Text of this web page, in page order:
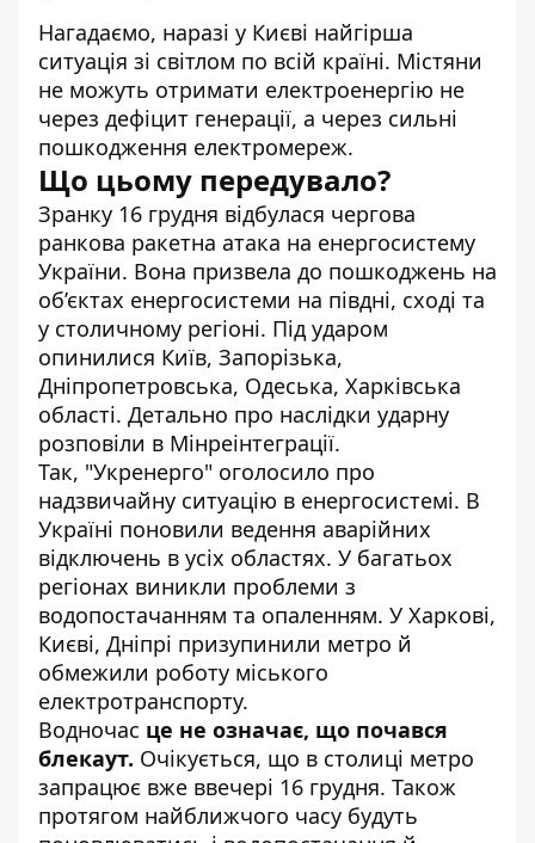
Нагадаємо, наразі у Києві найгірша
ситуація зі світлом по всій країні. Містяни
не можуть отримати електроенергію не
через дефіцит генерації, а через сильні
пошкодження електромереж.
Що цьому передувало?
Зранку 16 грудня відбулася чергова
ранкова ракетна атака на енергосистему
України. Вона призвела до пошкоджень на
об’єктах енергосистеми на півдні, сході та
у столичному регіоні. Під ударом
опинилися Київ, Запорізька,
Дніпропетровська, Одеська, Харківська
області. Детально про наслідки ударну
розповіли в Мінреінтеграції.
Так, "Укренерго" оголосило про
надзвичайну ситуацію в енергосистемі. В
Україні поновили ведення аварійних
відключень в усіх областях. У багатьох
регіонах виникли проблеми з
водопостачанням та опаленням. У Харкові,
Києві, Дніпрі призупинили метро й
обмежили роботу міського
електротранспорту.
Водночас це не означає, що почався
блекаут. Очікується, що в столиці метро
запрацює вже ввечері 16 грудня. Також
протягом найближчого часу будуть